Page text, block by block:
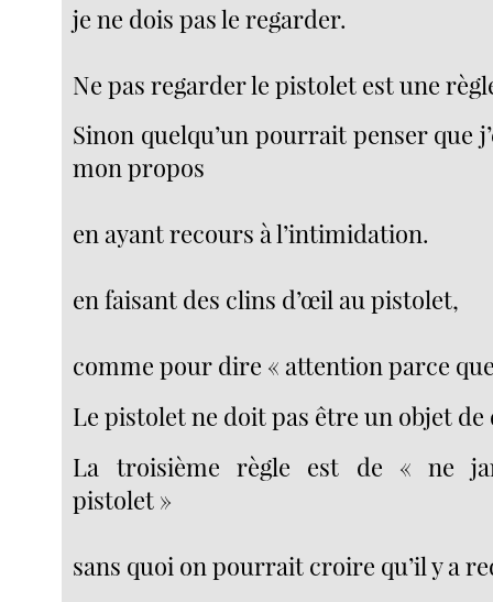
je ne dois pas le regarder.
Ne pas regarder le pistolet est une
Sinon quelqu’un pourrait penser que
mon propos
en ayant recours à l’intimidation.
en faisant des clins d’œil au pistolet,
comme pour dire « attention parce
Le pistolet ne doit pas être un objet
La troisième règle est de « ne
pistolet »
sans quoi on pourrait croire qu’il y a